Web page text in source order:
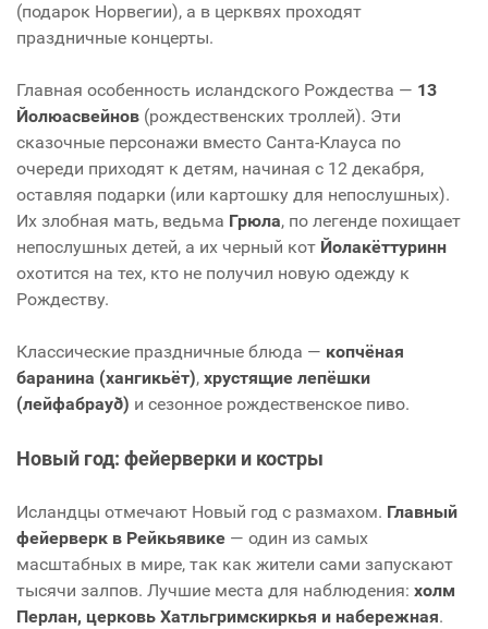
(подарок Норвегии), а в церквях проходят
праздничные концерты.
Главная особенность исландского Рождества — 13
Йолюасвейнов (рождественских троллей). Эти
сказочные персонажи вместо Санта-Клауса по
очереди приходят к детям, начиная с 12 декабря,
оставляя подарки (или картошку для непослушных).
Их злобная мать, ведьма Грюла, по легенде похищает
непослушных детей, а их черный кот Йолакёттуринн
охотится на тех, кто не получил новую одежду к
Рождеству.
Классические праздничные блюда — копчёная
баранина (хангикьёт), хрустящие лепёшки
(лейфабрауð) и сезонное рождественское пиво.
Новый год: фейерверки и костры
Исландцы отмечают Новый год с размахом. Главный
фейерверк в Рейкьявике — один из самых
масштабных в мире, так как жители сами запускают
тысячи залпов. Лучшие места для наблюдения: холм
Перлан, церковь Хатльгримскиркья и набережная.